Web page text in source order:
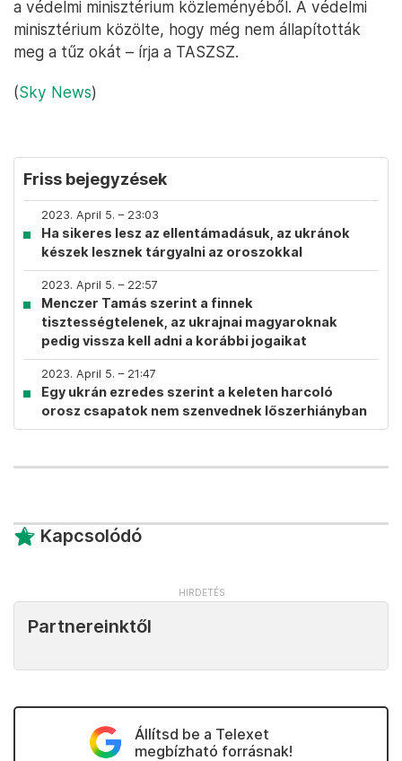
a védelmi minisztérium közleményéből. A védelmi
minisztérium közölte, hogy még nem állapították
meg a tűz okát – írja a TASZSZ.
(Sky News)
Friss bejegyzések
2023. April 5. – 23:03
Ha sikeres lesz az ellentámadásuk, az ukránok
készek lesznek tárgyalni az oroszokkal
2023. April 5. – 22:57
Menczer Tamás szerint a finnek
tisztességtelenek, az ukrajnai magyaroknak
pedig vissza kell adni a korábbi jogaikat
2023. April 5. – 21:47
Egy ukrán ezredes szerint a keleten harcoló
orosz csapatok nem szenvednek lőszerhiányban
Kapcsolódó
Partnereinktől
Állítsd be a Telexet
megbízható forrásnak!